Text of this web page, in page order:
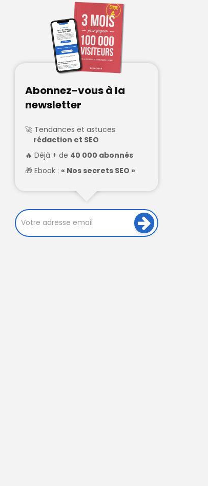
Abonnez-vous à la
newsletter
Tendances et astuces
rédaction et SEO
Déjà + de 40 000 abonnés
Ebook : « Nos secrets SEO »